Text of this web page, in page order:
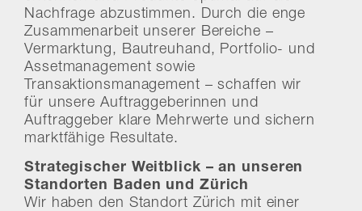
Nachfrage abzustimmen. Durch die enge
Zusammenarbeit unserer Bereiche –
Vermarktung, Bautreuhand, Portfolio- und
Assetmanagement sowie
Transaktionsmanagement – schaffen wir
für unsere Auftraggeberinnen und
Auftraggeber klare Mehrwerte und sichern
marktfähige Resultate.
Strategischer Weitblick – an unseren
Standorten Baden und Zürich
Wir haben den Standort Zürich mit einer